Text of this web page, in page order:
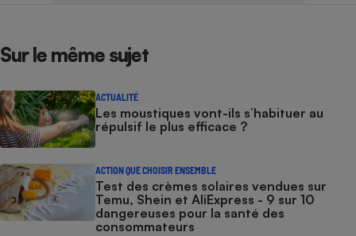
Sur le même sujet
ACTUALITÉ
Les moustiques vont-ils s’habituer au
répulsif le plus efficace ?
ACTION QUE CHOISIR ENSEMBLE
Test des crèmes solaires vendues sur
Temu, Shein et AliExpress - 9 sur 10
dangereuses pour la santé des
consommateurs